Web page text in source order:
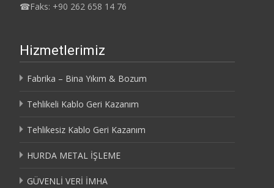
☎Faks: +90 262 658 14 76
Hizmetlerimiz
Fabrika – Bina Yıkım & Bozum
Tehlikeli Kablo Geri Kazanım
Tehlikesiz Kablo Geri Kazanım
HURDA METAL İŞLEME
GÜVENLİ VERİ İMHA